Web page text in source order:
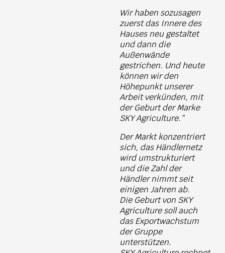
Wir haben sozusagen
zuerst das Innere des
Hauses neu gestaltet
und dann die
Außenwände
gestrichen. Und heute
können wir den
Höhepunkt unserer
Arbeit verkünden, mit
der Geburt der Marke
SKY Agriculture.”
Der Markt konzentriert
sich, das Händlernetz
wird umstrukturiert
und die Zahl der
Händler nimmt seit
einigen Jahren ab.
Die Geburt von SKY
Agriculture soll auch
das Exportwachstum
der Gruppe
unterstützen.